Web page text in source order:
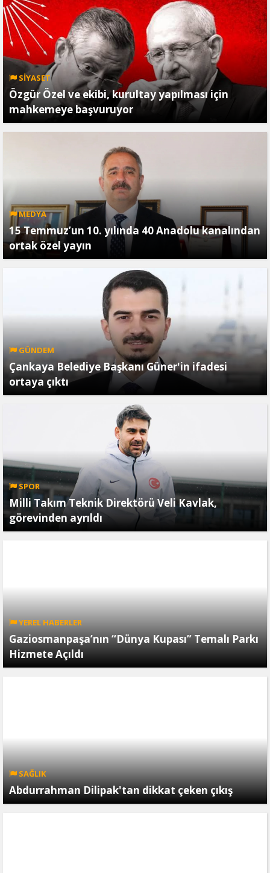
SİYASET
Özgür Özel ve ekibi, kurultay yapılması için
mahkemeye başvuruyor
MEDYA
15 Temmuz’un 10. yılında 40 Anadolu kanalından
ortak özel yayın
GÜNDEM
Çankaya Belediye Başkanı Güner'in ifadesi
ortaya çıktı
SPOR
Milli Takım Teknik Direktörü Veli Kavlak,
görevinden ayrıldı
YEREL HABERLER
Gaziosmanpaşa’nın “Dünya Kupası” Temalı Parkı
Hizmete Açıldı
SAĞLIK
Abdurrahman Dilipak'tan dikkat çeken çıkış